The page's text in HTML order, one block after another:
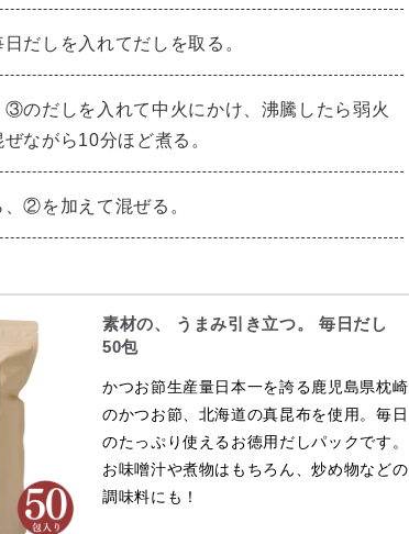
だしを入れてだしを取る。
③のだしを入れて中火にかけ、沸騰したら弱火
ながら10分ほど煮る。
②を加えて混ぜる。
素材の、 うまみ引き立つ。 毎日だし
50包
かつお節生産量日本一を誇る鹿児島県枕崎
のかつお節、北海道の真昆布を使用。毎日
のたっぷり使えるお徳用だしパックです。
お味噌汁や煮物はもちろん、炒め物などの
調味料にも！